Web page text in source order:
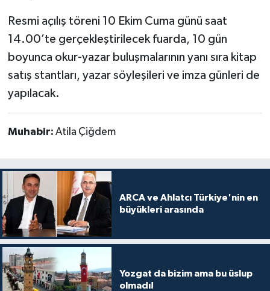
Resmi açılış töreni 10 Ekim Cuma günü saat
14.00’te gerçekleştirilecek fuarda, 10 gün
boyunca okur-yazar buluşmalarının yanı sıra kitap
satış stantları, yazar söyleşileri ve imza günleri de
yapılacak.
Muhabir: Atila Çiğdem
ARCA ve Ahlatcı Türkiye'nin en
büyükleri arasında
Yozgat da bizim ama bu üslup
olmadı!